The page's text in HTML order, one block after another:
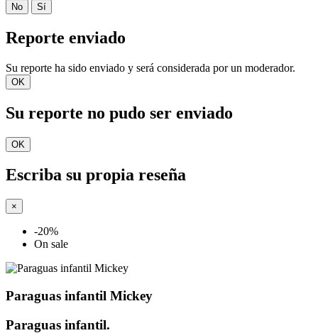
No Sí
Reporte enviado
Su reporte ha sido enviado y será considerada por un moderador.
OK
Su reporte no pudo ser enviado
OK
Escriba su propia reseña
×
-20%
On sale
Paraguas infantil Mickey
Paraguas infantil.